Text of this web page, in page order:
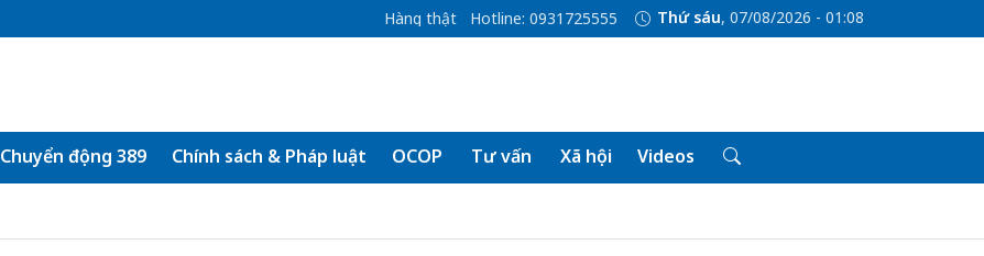
Hàng thật Hotline: 0931725555 Thứ sáu, 07/08/2026 - 01:08
Chuyển động 389 Chính sách & Pháp luật OCOP Tư vấn Xã hội Videos